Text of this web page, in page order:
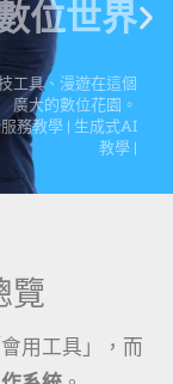
務教學 | 生成式AI
點擊這裡
覽
用工具」，而